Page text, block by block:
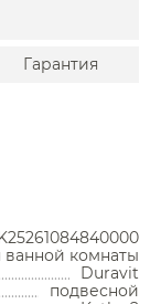
Гарантия
ванной комнаты
Duravit
подвесной